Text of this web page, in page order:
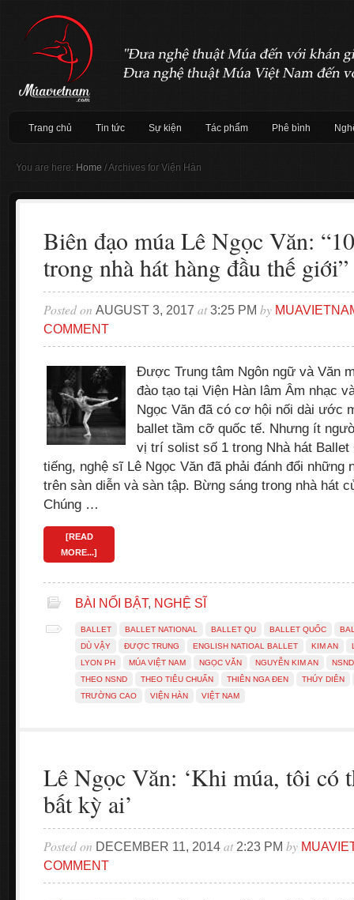
Trang chủ Tin tức Sự kiện Tác phẩm Phê bình
You are here: Home /Archives for Viện Hàn
Biên đạo múa Lê Ngọc Văn:
trong nhà hát hàng đầu thế giới”
Posted on AUGUST 3, 2017 at3:25 PM by
COMMENT
Được Trung tâm Ngôn ngữ và Văn
đào tạo tại Viện Hàn lâm Âm nhạc
Ngọc Văn đã có cơ hội nối dài ước
ballet tầm cỡ quốc tế. Nhưng ít
vị trí solist số 1 trong Nhà hát Ballet
tiếng, nghệ sĩ Lê Ngọc Văn đã phải đánh đổi những
trên sàn diễn và sàn tập. Bừng sáng trong nhà hát
Chúng …
[READ
MORE...]
BÀI NỔI BẬT, NGHỆ SĨ
BALLET BALLET NATIONAL BALLET QU BALLET QUỐC
DÙ VẬY
ĐƯỢC TRUNG ENGLISH NATIOAL BALLET KIM AN
LYON PH
MÚA VIỆT NAM NGỌC VĂN NGUYỄN KIM AN
NSND
THEO NSND
THEO TIÊU CHUẨN THIÊN NGA ĐEN
THÚY DIÊN
TRƯỜNG CAO
VIỆN HÀN VIỆT NAM
Lê Ngọc Văn: ‘Khi múa, tôi có
bất kỳ ai’
Posted on DECEMBER 11, 2014 at 2:23 PM by
COMMENT